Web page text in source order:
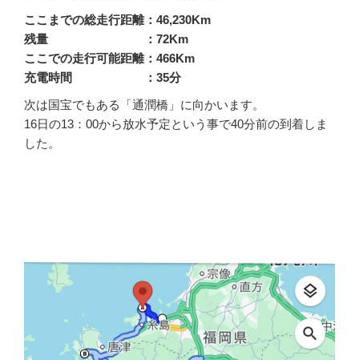
ここまでの総走行距離：46,230Km
残量 ：72Km
ここでの走行可能距離：466Km
充電時間 ：35分
次は国宝でもある「通潤橋」に向かいます。
16日の13：00から放水予定という事で40分前の到着しま
した。